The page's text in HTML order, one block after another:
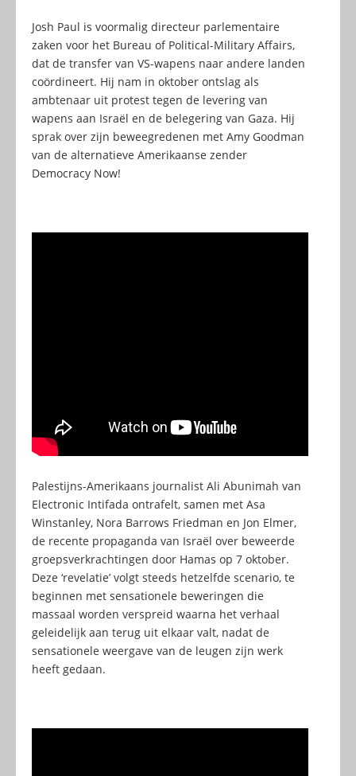
Josh Paul is voormalig directeur parlementaire
zaken voor het Bureau of Political-Military Affairs,
dat de transfer van VS-wapens naar andere landen
coördineert. Hij nam in oktober ontslag als
ambtenaar uit protest tegen de levering van
wapens aan Israël en de belegering van Gaza. Hij
sprak over zijn beweegredenen met Amy Goodman
van de alternatieve Amerikaanse zender
Democracy Now!
Palestijns-Amerikaans journalist Ali Abunimah van
Electronic Intifada ontrafelt, samen met Asa
Winstanley, Nora Barrows Friedman en Jon Elmer,
de recente propaganda van Israël over beweerde
groepsverkrachtingen door Hamas op 7 oktober.
Deze ‘revelatie’ volgt steeds hetzelfde scenario, te
beginnen met sensationele beweringen die
massaal worden verspreid waarna het verhaal
geleidelijk aan terug uit elkaar valt, nadat de
sensationele weergave van de leugen zijn werk
heeft gedaan.